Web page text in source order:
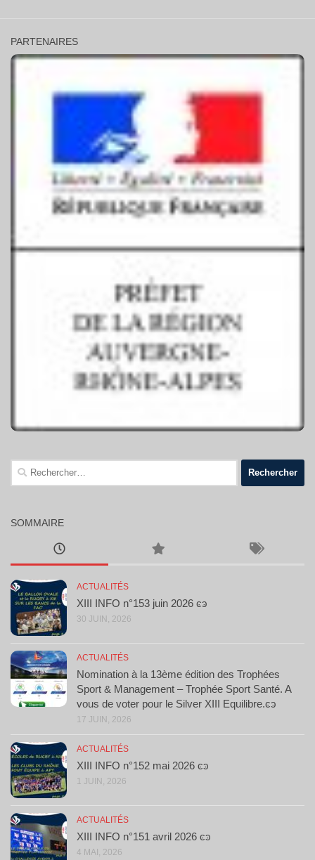
PARTENAIRES
Rechercher :
SOMMAIRE
ACTUALITÉS
XIII INFO n°153 juin 2026 ͼͽ
30 JUIN, 2026
ACTUALITÉS
Nomination à la 13ème édition des Trophées
Sport & Management – Trophée Sport Santé. A
vous de voter pour le Silver XIII Equilibre.ͼͽ
17 JUIN, 2026
ACTUALITÉS
XIII INFO n°152 mai 2026 ͼͽ
1 JUIN, 2026
ACTUALITÉS
XIII INFO n°151 avril 2026 ͼͽ
4 MAI, 2026